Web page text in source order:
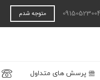
متوجه شدم
پرسش های متداول